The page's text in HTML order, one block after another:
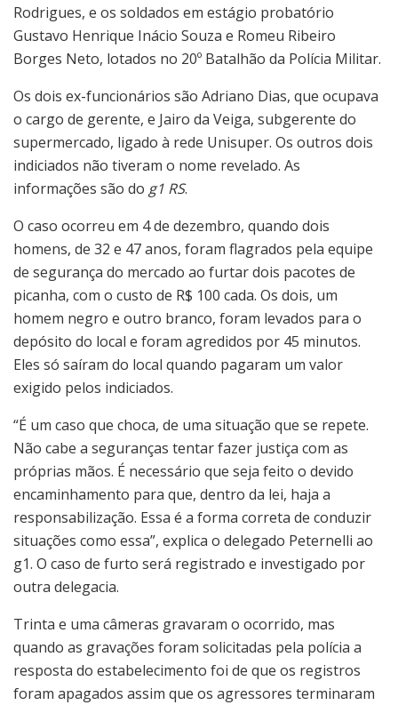
Rodrigues, e os soldados em estágio probatório
Gustavo Henrique Inácio Souza e Romeu Ribeiro
Borges Neto, lotados no 20º Batalhão da Polícia Militar.
Os dois ex-funcionários são Adriano Dias, que ocupava
o cargo de gerente, e Jairo da Veiga, subgerente do
supermercado, ligado à rede Unisuper. Os outros dois
indiciados não tiveram o nome revelado. As
informações são do g1 RS.
O caso ocorreu em 4 de dezembro, quando dois
homens, de 32 e 47 anos, foram flagrados pela equipe
de segurança do mercado ao furtar dois pacotes de
picanha, com o custo de R$ 100 cada. Os dois, um
homem negro e outro branco, foram levados para o
depósito do local e foram agredidos por 45 minutos.
Eles só saíram do local quando pagaram um valor
exigido pelos indiciados.
“É um caso que choca, de uma situação que se repete.
Não cabe a seguranças tentar fazer justiça com as
próprias mãos. É necessário que seja feito o devido
encaminhamento para que, dentro da lei, haja a
responsabilização. Essa é a forma correta de conduzir
situações como essa”, explica o delegado Peternelli ao
g1. O caso de furto será registrado e investigado por
outra delegacia.
Trinta e uma câmeras gravaram o ocorrido, mas
quando as gravações foram solicitadas pela polícia a
resposta do estabelecimento foi de que os registros
foram apagados assim que os agressores terminaram